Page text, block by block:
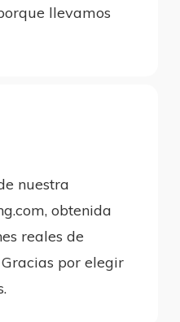
llevamos
nuestra
obtenida
reales de
por elegir